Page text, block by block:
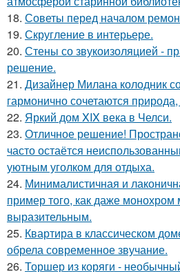
18. Советы перед началом
19. Скругление в интерьере.
20. Стены со звукоизоляцией -
решение.
21. Дизайнер Милана колодник
гармонично сочетаются
22. Яркий дом XIX века в Челси.
23. Отличное решение!
часто остаётся
уютным уголком для отдыха.
24. Минималистичная и
пример того, как даже монохром
выразительным.
25. Квартира в классическом
обрела современное звучание.
26. Торшер из коряги -